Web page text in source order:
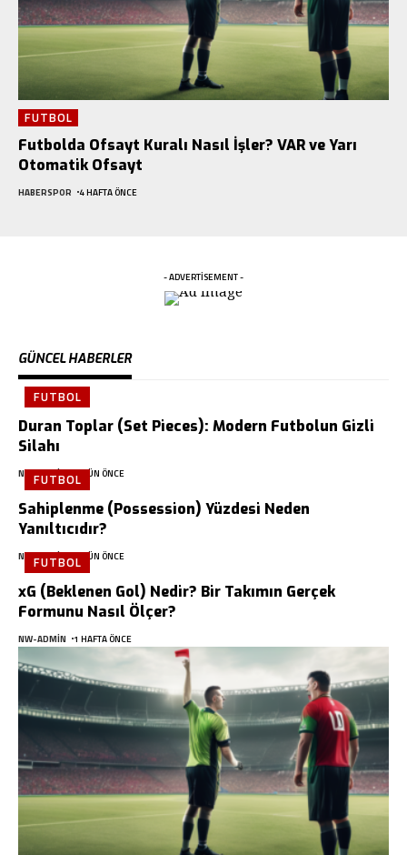
FUTBOL
Futbolda Ofsayt Kuralı Nasıl İşler? VAR ve Yarı
Otomatik Ofsayt
HABERSPOR 4 HAFTA ÖNCE
- ADVERTISEMENT -
GÜNCEL HABERLER
FUTBOL
Duran Toplar (Set Pieces): Modern Futbolun Gizli
Silahı
NW-ADMIN 1 GÜN ÖNCE
FUTBOL
Sahiplenme (Possession) Yüzdesi Neden
Yanıltıcıdır?
NW-ADMIN 3 GÜN ÖNCE
FUTBOL
xG (Beklenen Gol) Nedir? Bir Takımın Gerçek
Formunu Nasıl Ölçer?
NW-ADMIN 1 HAFTA ÖNCE